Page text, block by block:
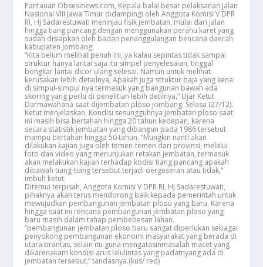
Pantauan Obsesinews.com, Kepala balai besar pelaksanan jalan
Nasional VIII jawa Timur didampingi oleh Anggota Komisi V DPR
RI, Hj Sadarestuwati meninjau fisik jembatan, mulai dari jalan
hingga tiang pancang dengan menggunakan perahu karet yang
sudah disiapkan oleh badan penanggulangan bencana daerah
kabupaten Jombang.
“Kita belum melihat penuh ini, ya kalau sepintas tidak sampai
struktur hanya lantai saja itu simpel penyelesaian, tinggal
bongkar lantai dicor ulang selesai. Namun untuk melihat
kerusakan lebih detailnya, Apakah juga struktur baja yang kena
di simpul-simpul nya termasuk yang bangunan bawah ada
skoring yang perlu di penelitian lebih detilnya,” Ujar Ketut
Darmawahana saat dijembatan ploso jombang. Selasa (27/12).
Ketut menjelaskan, Kondisi sesungguhnya jembatan ploso saat
ini masih bisa bertahan hingga 20 tahun kedepan, karena
secara statistik jembatan yang dibangun pada 1986 tersebut
mampu bertahan hingga 50 tahun. “Mungkin nanti akan
dilakukan kajian juga oleh temen-temen dari provinsi, melalui
foto dan video yang menunjukan retakan jembatan, termasuk
akan melakukan kajian terhadap kodisi tiang pancang apakah
dibawah tiang-tiang tersebut terjadi oergeseran atau tidak,”
imbuh ketut.
Ditemui terpisah, Anggota Komisi V DPR RI, Hj Sadarestuwati,
pihaknya akan terus mendorong baik kepada pemerintah untuk
mewujudkan pembangunan jembatan ploso yang baru. Karena
hingga saat ini rencana pembangunan jembatan ploso yang
baru masih dalam tahap pembebesan lahan.
“pembangunan jembatan ploso baru sangat diperlukan sebagai
penyokong pembangunan ekonomi masyarakat yang berada di
utara brantas, selain itu guna mengatasinmasalah macet yang
dikarenakam kondisi arus lalulintas yang padatnyang ada di
jembatan tersebut,” tandasnya.(kus/ red)